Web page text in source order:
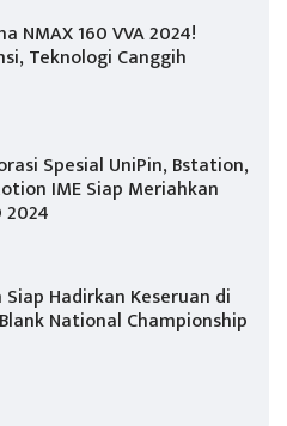
NMAX 160 VVA 2024!
Teknologi Canggih
Spesial UniPin, Bstation,
IME Siap Meriahkan
2024
Siap Hadirkan Keseruan di
National Championship